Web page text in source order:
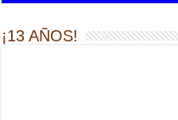
¡13 AÑOS!